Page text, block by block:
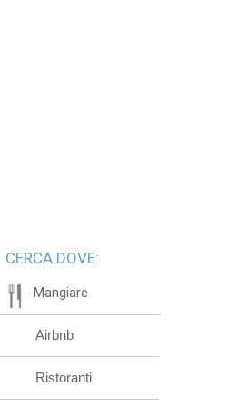
CERCA DOVE:
Mangiare
Airbnb
Ristoranti